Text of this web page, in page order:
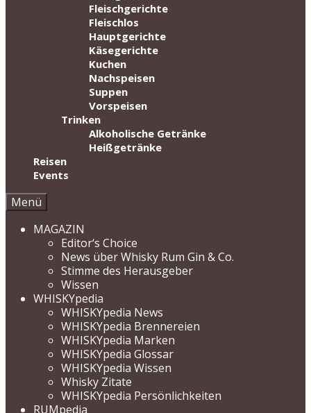
Fleischgerichte
Fleischlos
Hauptgerichte
Käsegerichte
Kuchen
Nachspeisen
Suppen
Vorspeisen
Trinken
Alkoholische Getränke
Heißgetränke
Reisen
Events
Menü
MAGAZIN
Editor‘s Choice
News über Whisky Rum Gin & Co.
Stimme des Herausgeber
Wissen
WHISKYpedia
WHISKYpedia News
WHISKYpedia Brennereien
WHISKYpedia Marken
WHISKYpedia Glossar
WHISKYpedia Wissen
Whisky Zitate
WHISKYpedia Persönlichkeiten
RUMpedia